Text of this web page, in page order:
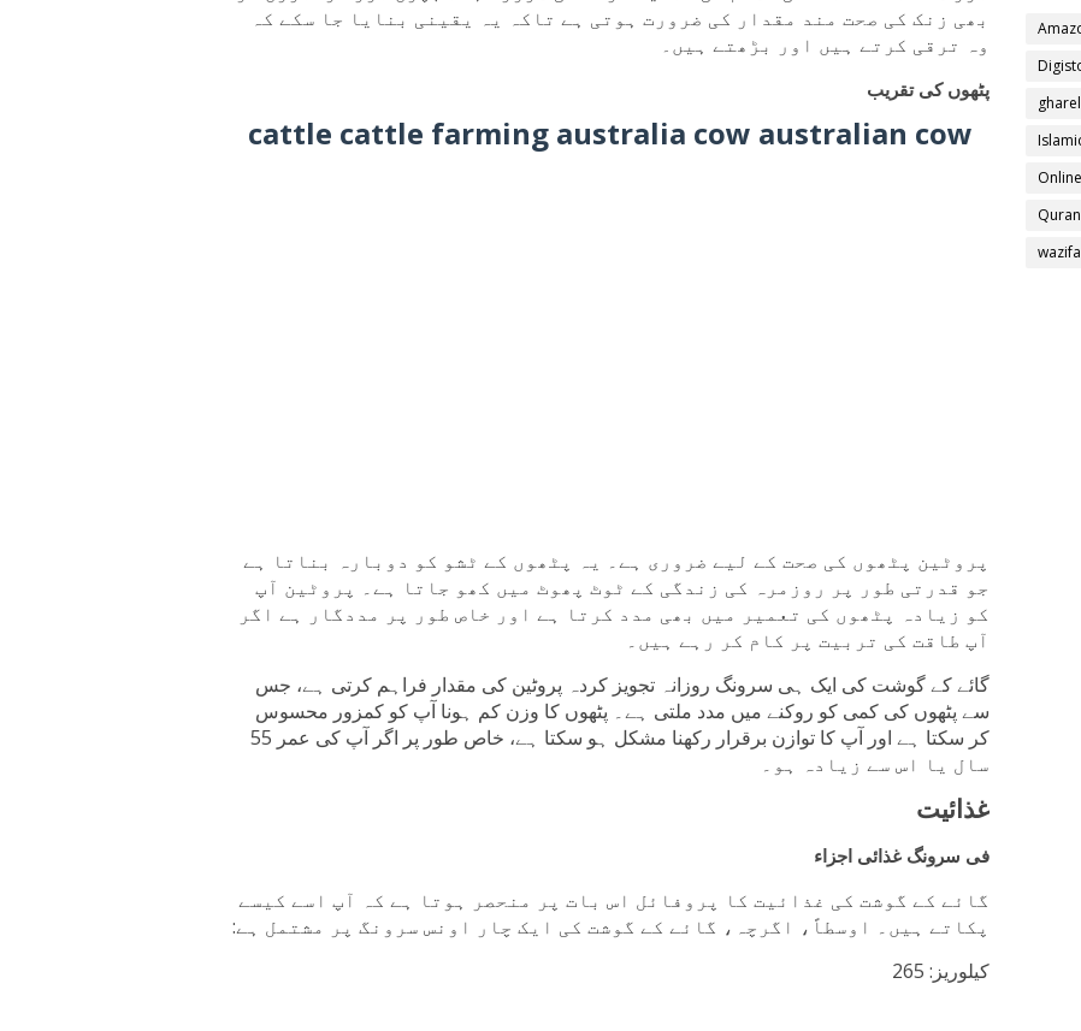
بھی زنک کی صحت مند مقدار کی ضرورت ہوتی ہے تاکہ یہ یقینی بنایا جا سکے کہ
وہ ترقی کرتے ہیں اور بڑھتے ہیں ۔
پٹھوں کی تقریب
cattle cattle farming australia cow australian cow
پروٹین پٹھوں کی صحت کے لیے ضروری ہے۔ یہ پٹھوں کے ٹشو کو دوبارہ بناتا ہے
جو قدرتی طور پر روزمرہ کی زندگی کے ٹوٹ پھوٹ میں کھو جاتا ہے۔ پروٹین آپ
کو زیادہ پٹھوں کی تعمیر میں بھی مدد کرتا ہے اور خاص طور پر مددگار ہے اگر
آپ طاقت کی تربیت پر کام کر رہے ہیں۔
گائے کے گوشت کی ایک ہی سرونگ روزانہ تجویز کردہ پروٹین کی مقدار فراہم کرتی ہے، جس
سے پٹھوں کی کمی کو روکنے میں مدد ملتی ہے۔ پٹھوں کا وزن کم ہونا آپ کو کمزور محسوس
کر سکتا ہے اور آپ کا توازن برقرار رکھنا مشکل ہو سکتا ہے، خاص طور پر اگر آپ کی عمر 55
سال یا اس سے زیادہ ہو۔
غذائیت
فی سرونگ غذائی اجزاء
گائے کے گوشت کی غذائیت کا پروفائل اس بات پر منحصر ہوتا ہے کہ آپ اسے کیسے
پکاتے ہیں۔ اوسطاً، اگرچہ، گائے کے گوشت کی ایک چار اونس سرونگ پر مشتمل ہے:
کیلوریز: 265
wazifa